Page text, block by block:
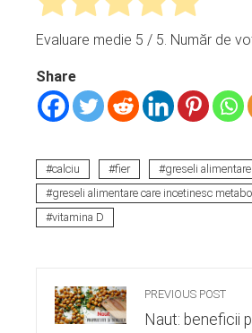
Evaluare medie 5 / 5. Număr de
Share
calciu fier
greseli alimentare
greseli alimentare care incetinesc
vitamina D
PREVIOUS POST
Naut: beneficii